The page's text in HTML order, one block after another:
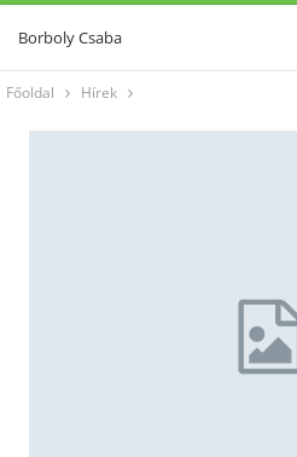
Borboly Csaba
Főoldal Hírek